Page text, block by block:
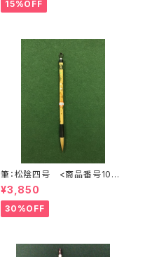
15%OFF
筆：松陰四号 <商品番号1072
>
¥3,850
30%OFF